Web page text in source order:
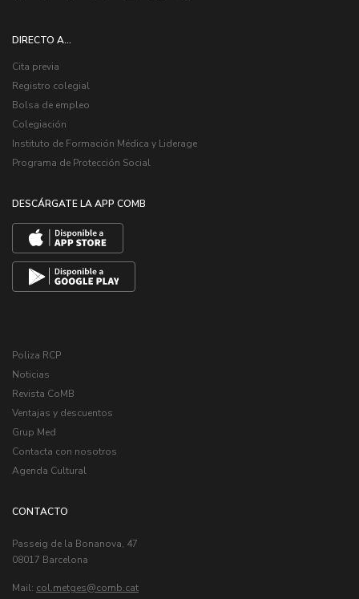
DIRECTO A...
Cita previa
Registro colegial
Bolsa de empleo
Colegiación
Instituto de Formación Médica y Liderage
Programa de Protección Social
DESCÁRGATE LA APP COMB
Poliza RCP
Noticias
Revista CoMB
Ventajas y descuentos
Grup Med
Contacta con nosotros
Agenda Cultural
CONTACTO
Passeig de la Bonanova, 47
08017 Barcelona
Mail: col.metges